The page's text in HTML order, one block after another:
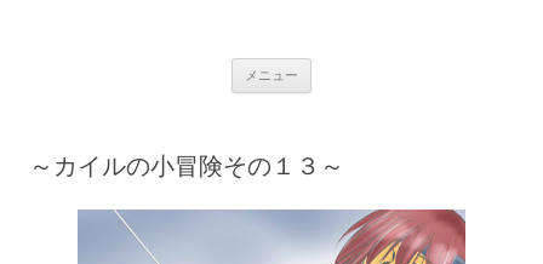
メニュー
ス
～カイルの小冒険その１３～